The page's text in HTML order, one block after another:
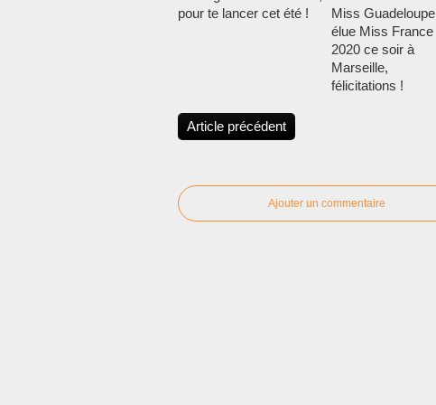
pour te lancer cet été !
Miss Guadeloupe
élue Miss France
2020 ce soir à
Marseille,
félicitations !
Article précédent
Ajouter un commentaire